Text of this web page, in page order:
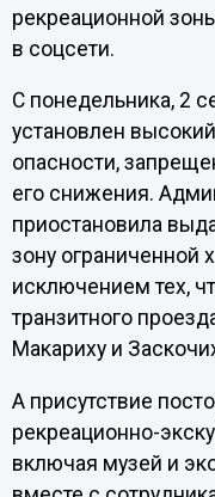
рекреационной
в соцсети.
С понедельника, 2
установлен
опасности,
его снижения.
приостановила
зону ограниченной
исключением тех,
транзитного
Макариху и
А присутствие
рекреационно-
включая музей и